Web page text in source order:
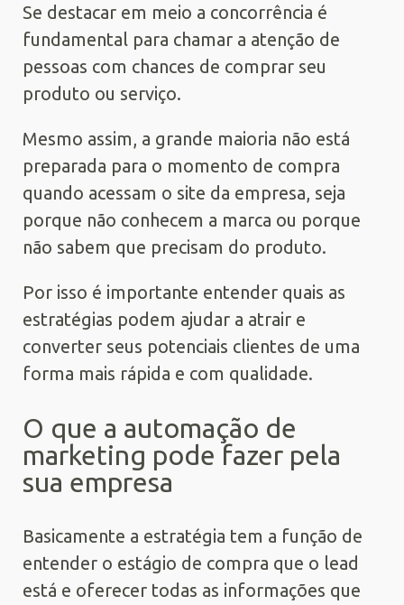
Se destacar em meio a concorrência é
fundamental para chamar a atenção de
pessoas com chances de comprar seu
produto ou serviço.
Mesmo assim, a grande maioria não está
preparada para o momento de compra
quando acessam o site da empresa, seja
porque não conhecem a marca ou porque
não sabem que precisam do produto.
Por isso é importante entender quais as
estratégias podem ajudar a atrair e
converter seus potenciais clientes de uma
forma mais rápida e com qualidade.
O que a automação de
marketing pode fazer pela
sua empresa
Basicamente a estratégia tem a função de
entender o estágio de compra que o lead
está e oferecer todas as informações que